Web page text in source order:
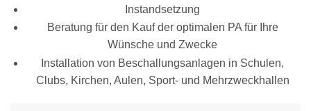
Instandsetzung
Beratung für den Kauf der optimalen PA für Ihre
Wünsche und Zwecke
Installation von Beschallungsanlagen in Schulen,
Clubs, Kirchen, Aulen, Sport- und Mehrzweckhallen